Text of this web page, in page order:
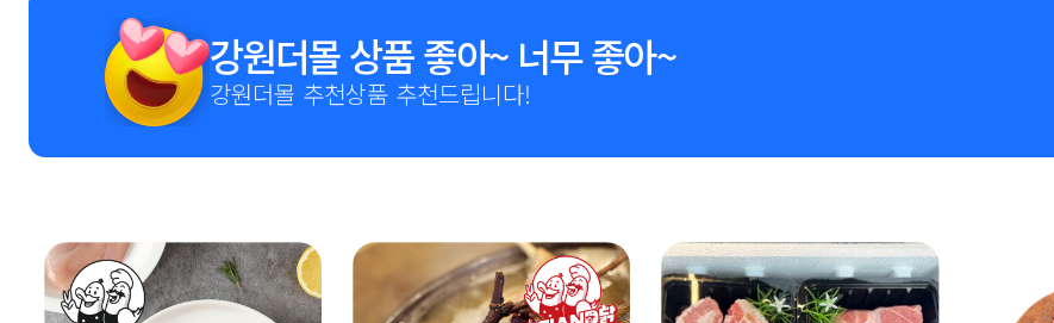
강원더몰 상품 좋아~ 너무 좋아~
강원더몰 추천상품 추천드립니다!